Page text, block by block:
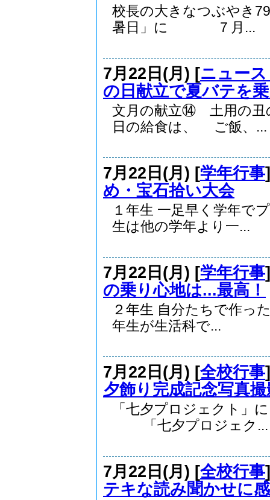
校長の大きなつぶやき
暑日」に ７月...
7月22日(月) [ニュー
の日献立で夏バテを
文月の献立⑭ 土用の
日の給食は、 ご飯、...
7月22日(月) [学年行事
め・宝石拾い大会
１年生 一足早く学年
生は他の学年より一...
7月22日(月) [学年行事
の乗り心地は...最高！
２年生 自分たちで作
年生が生活科で...
7月22日(月) [全校行事
夕飾り完成記念写真撮
「七夕プロジェクト
「七夕プロジェク...
7月22日(月) [全校行事
テキな読み聞かせに